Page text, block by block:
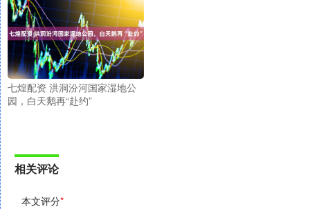
七煌配资 洪洞汾河国家湿地公
园，白天鹅再“赴约”
相关评论
本文评分*